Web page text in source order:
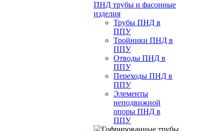
ПНД трубы и фасонные
изделия
Трубы ПНД в
ППУ
Тройники ПНД в
ППУ
Отводы ПНД в
ППУ
Переходы ПНД в
ППУ
Элементы
неподвижной
опоры ПНД в
ППУ